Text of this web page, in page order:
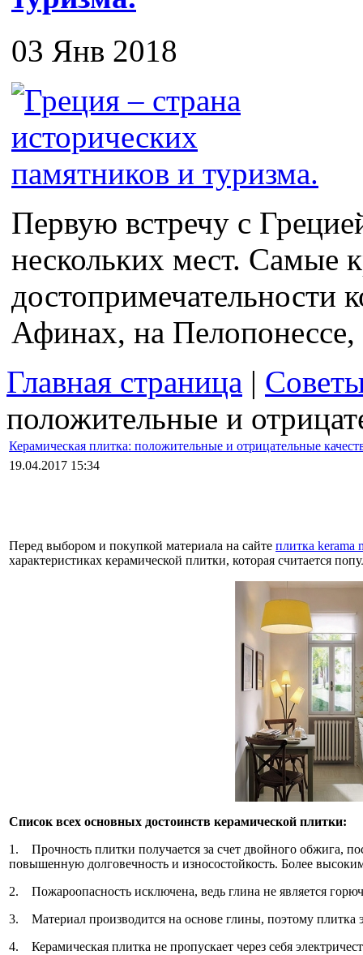
03 Янв 2018
Первую встречу с
нескольких мест. Самые
достопримечательности
Афинах, на
Главная страница |
положительные и
Керамическая плитка: положительные и отрицательные
19.04.2017 15:34
Перед выбором и покупкой материала на сайте плитка kerama
характеристиках керамической плитки, которая считается
Список всех основных достоинств керамической плитки:
1. Прочность плитки получается за счет двойного обжига,
повышенную долговечность и износостойкость. Более
2. Пожароопасность исключена, ведь глина не является
3. Материал производится на основе глины, поэтому плитка
4. Керамическая плитка не пропускает через себя